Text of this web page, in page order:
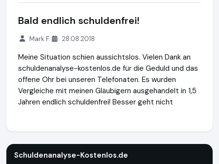
Bald endlich schuldenfrei!
Mark F. 28.08.2018
Meine Situation schien aussichtslos. Vielen Dank an
schuldenanalyse-kostenlos.de für die Geduld und das
offene Ohr bei unseren Telefonaten. Es wurden
Vergleiche mit meinen Gläubigern ausgehandelt in 1,5
Jahren endlich schuldenfrei! Besser geht nicht
Schuldenanalyse-Kostenlos.de